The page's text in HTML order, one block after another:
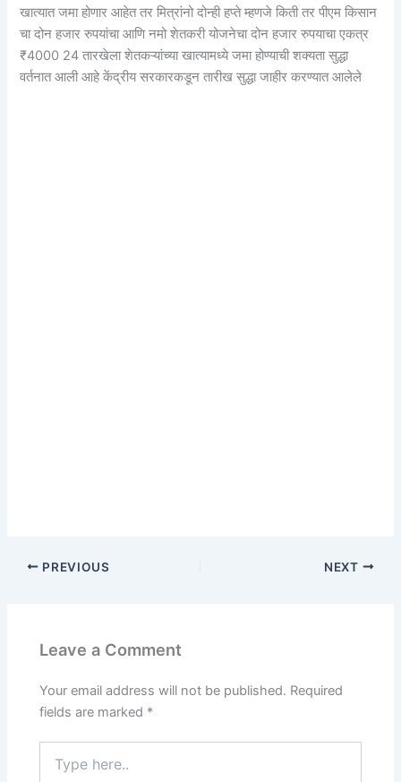
खात्यात जमा होणार आहेत तर मित्रांनो दोन्ही हप्ते म्हणजे किती तर पीएम किसान
चा दोन हजार रुपयांचा आणि नमो शेतकरी योजनेचा दोन हजार रुपयाचा एकत्र
₹4000 24 तारखेला शेतकऱ्यांच्या खात्यामध्ये जमा होण्याची शक्यता सुद्धा
वर्तनात आली आहे केंद्रीय सरकारकडून तारीख सुद्धा जाहीर करण्यात आलेले
PREVIOUS NEXT
Leave a Comment
Your email address will not be published. Required
fields are marked *
here..